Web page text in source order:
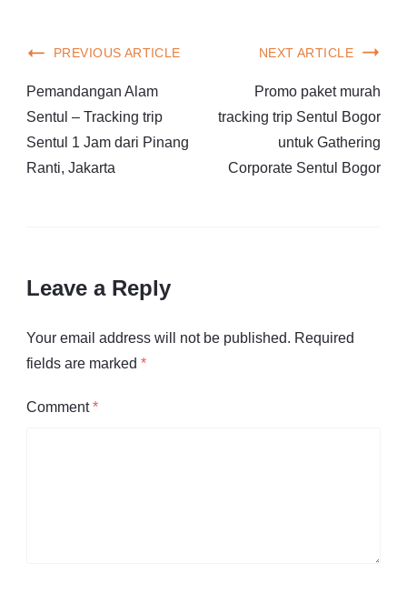
PREVIOUS ARTICLE
Pemandangan Alam
Sentul – Tracking trip
Sentul 1 Jam dari Pinang
Ranti, Jakarta
NEXT ARTICLE
Promo paket murah
tracking trip Sentul Bogor
untuk Gathering
Corporate Sentul Bogor
Leave a Reply
Your email address will not be published. Required
fields are marked *
Comment*